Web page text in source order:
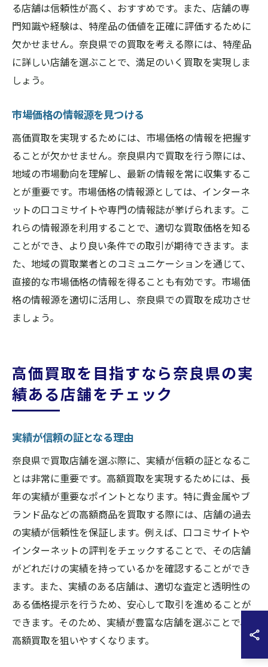
る店舗は信頼性が高く、おすすめです。また、店舗の専
門知識や経験は、特産品の価値を正確に評価するために
欠かせません。奈良県での買取を考える際には、特産品
に詳しい店舗を選ぶことで、満足のいく買取を実現しま
しょう。
市場価格の情報源を見つける
高価買取を実現するためには、市場価格の情報を把握す
ることが欠かせません。奈良県内で買取を行う際には、
地域の市場動向を理解し、最新の情報を常に収集するこ
とが重要です。市場価格の情報源としては、インターネ
ットの口コミサイトや専門の情報誌が挙げられます。こ
れらの情報源を利用することで、適切な買取価格を知る
ことができ、より良い条件での取引が期待できます。ま
た、地域の買取業者とのコミュニケーションを通じて、
直接的な市場価格の情報を得ることも有効です。市場価
格の情報源を適切に活用し、奈良県での買取を成功させ
ましょう。
高価買取を目指すなら奈良県の実
績ある店舗をチェック
実績が信頼の証となる理由
奈良県で買取店舗を選ぶ際に、実績が信頼の証となるこ
とは非常に重要です。高額買取を実現するためには、長
年の実績が重要なポイントとなります。特に貴金属やブ
ランド品などの高額商品を買取する際には、店舗の過去
の実績が信頼性を保証します。例えば、口コミサイトや
インターネットの評判をチェックすることで、その店舗
がどれだけの実績を持っているかを確認することができ
ます。また、実績のある店舗は、適切な査定と透明性の
ある価格提示を行うため、安心して取引を進めることが
できます。そのため、実績が豊富な店舗を選ぶことで、
高額買取を狙いやすくなります。